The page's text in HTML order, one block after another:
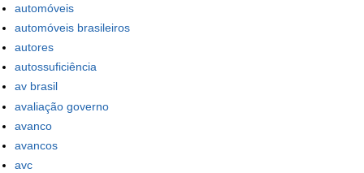
automóveis
automóveis brasileiros
autores
autossuficiência
av brasil
avaliação governo
avanco
avancos
avc